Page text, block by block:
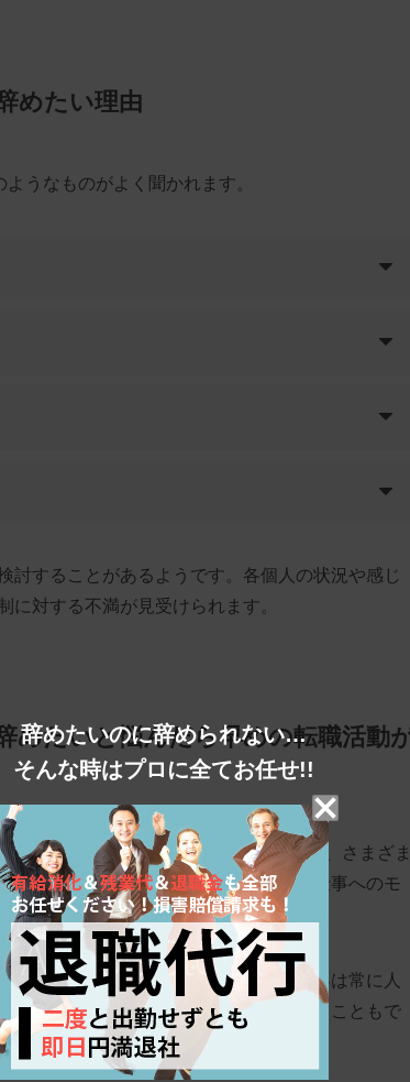
めたい理由
うなものがよく聞かれます。
討することがあるようです。各個人の状況や感じ
対する不満が見受けられます。
めたいと悩んだら早めの転職活動
給与の低さや過重労働、人手不足など、さまざ
とは、心身の健康を損ない、さらには仕事へのモ
ることをおすすめします。訪問介護業界は常に人
良い条件（給与や勤務時間など）で働くこともで
辞めたいのに辞められない…
そんな時はプロに全てお任せ!!